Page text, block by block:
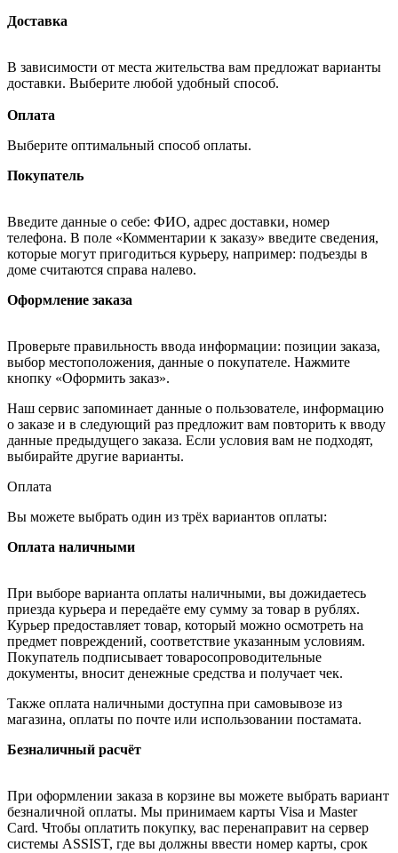
Доставка
В зависимости от места жительства вам предложат варианты
доставки. Выберите любой удобный способ.
Оплата
Выберите оптимальный способ оплаты.
Покупатель
Введите данные о себе: ФИО, адрес доставки, номер
телефона. В поле «Комментарии к заказу» введите сведения,
которые могут пригодиться курьеру, например: подъезды в
доме считаются справа налево.
Оформление заказа
Проверьте правильность ввода информации: позиции заказа,
выбор местоположения, данные о покупателе. Нажмите
кнопку «Оформить заказ».
Наш сервис запоминает данные о пользователе, информацию
о заказе и в следующий раз предложит вам повторить к вводу
данные предыдущего заказа. Если условия вам не подходят,
выбирайте другие варианты.
Оплата
Вы можете выбрать один из трёх вариантов оплаты:
Оплата наличными
При выборе варианта оплаты наличными, вы дожидаетесь
приезда курьера и передаёте ему сумму за товар в рублях.
Курьер предоставляет товар, который можно осмотреть на
предмет повреждений, соответствие указанным условиям.
Покупатель подписывает товаросопроводительные
документы, вносит денежные средства и получает чек.
Также оплата наличными доступна при самовывозе из
магазина, оплаты по почте или использовании постамата.
Безналичный расчёт
При оформлении заказа в корзине вы можете выбрать вариант
безналичной оплаты. Мы принимаем карты Visa и Master
Card. Чтобы оплатить покупку, вас перенаправит на сервер
системы ASSIST, где вы должны ввести номер карты, срок